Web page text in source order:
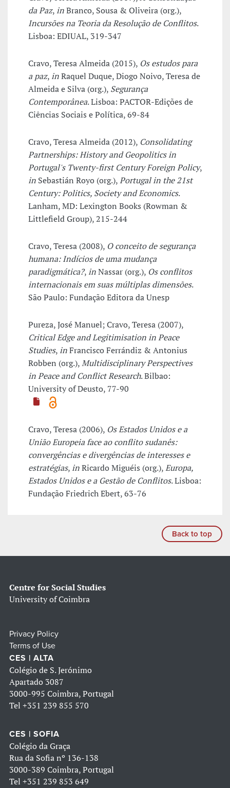
da Paz,inBranco, Sousa & Oliveira (org.),
Incursões na Teoria da Resolução de Conflitos.
Lisboa: EDIUAL, 319-347
Cravo, Teresa Almeida (2015), Os estudos para
a paz,inRaquel Duque, Diogo Noivo, Teresa de
Almeida e Silva (org.), Segurança
Contemporânea. Lisboa: PACTOR-Edições de
Ciências Sociais e Política, 69-84
Cravo, Teresa Almeida (2012), Consolidating
Partnerships: History and Geopolitics in
Portugal's Twenty-first Century Foreign Policy,
in Sebastián Royo (org.),Portugal in the 21st
Century: Politics, Society and Economics.
Lanham, MD: Lexington Books (Rowman &
Littlefield Group), 215-244
Cravo, Teresa (2008), O conceito de segurança
humana: Indícios de uma mudança
paradigmática?,inNassar (org.), Os conflitos
internacionais em suas múltiplas dimensões.
São Paulo: Fundação Editora da Unesp
Pureza, José Manuel; Cravo, Teresa (2007),
Critical Edge and Legitimisation in Peace
Studies,inFrancisco Ferrándiz & Antonius
Robben (org.),Multidisciplinary Perspectives
in Peace and Conflict Research. Bilbao:
University of Deusto, 77-90
Cravo, Teresa (2006), Os Estados Unidos e a
União Europeia face ao conflito sudanês:
convergências e divergências de interesses e
estratégias,inRicardo Miguéis (org.),Europa,
Estados Unidos e a Gestão de Conflitos. Lisboa:
Fundação Friedrich Ebert, 63-76
Back to top
Centre for Social Studies
University of Coimbra
Privacy Policy
Terms of Use
CES | ALTA
Colégio de S. Jerónimo
Apartado 3087
3000-995 Coimbra, Portugal
Tel +351 239 855 570
CES | SOFIA
Colégio da Graça
Rua da Sofia nº 136-138
3000-389 Coimbra, Portugal
Tel +351 239 853 649